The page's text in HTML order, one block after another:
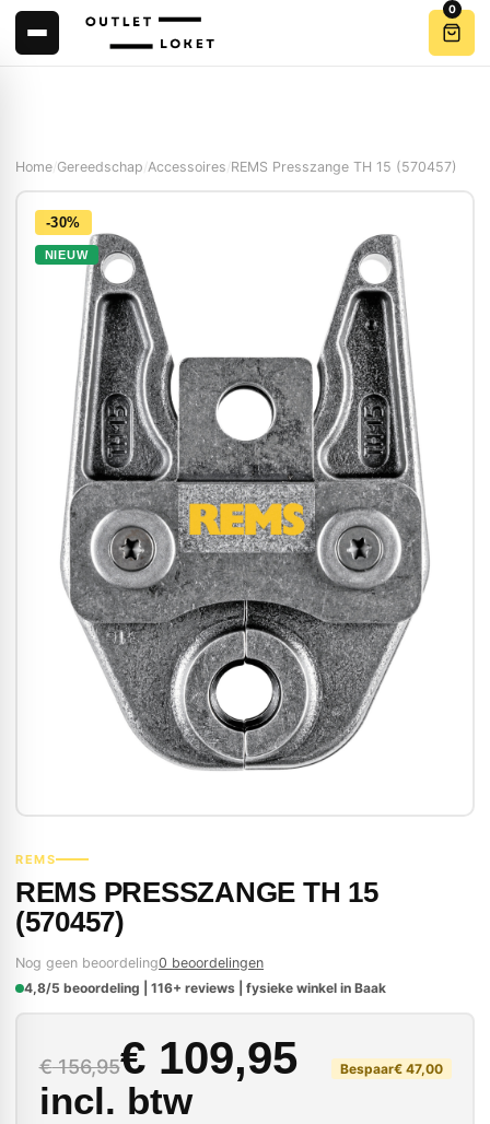
0
Home Gereedschap Accessoires REMS Presszange TH 15 (570457)
-30%
NIEUW
REMS
REMS PRESSZANGE TH 15
(570457)
Nog geen beoordeling0 beoordelingen
4,8/5 beoordeling | 116+ reviews | fysieke winkel in Baak
€156,95
Oorspronkelijke
€109,95
Huidige prijs is: €
incl. btw
Bespaar€47,00